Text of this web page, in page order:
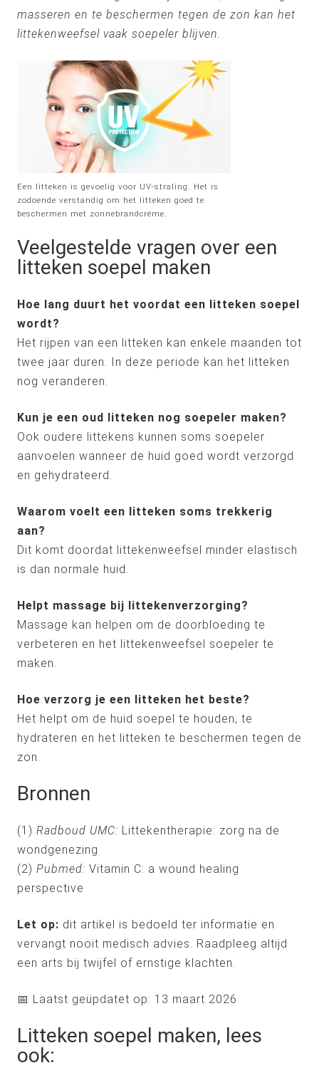
masseren en te beschermen tegen de zon kan het
littekenweefsel vaak soepeler blijven.
Een litteken is gevoelig voor UV-straling. Het is
zodoende verstandig om het litteken goed te
beschermen met zonnebrandcrème.
Veelgestelde vragen over een
litteken soepel maken
Hoe lang duurt het voordat een litteken soepel
wordt?
Het rijpen van een litteken kan enkele maanden tot
twee jaar duren. In deze periode kan het litteken
nog veranderen.
Kun je een oud litteken nog soepeler maken?
Ook oudere littekens kunnen soms soepeler
aanvoelen wanneer de huid goed wordt verzorgd
en gehydrateerd.
Waarom voelt een litteken soms trekkerig
aan?
Dit komt doordat littekenweefsel minder elastisch
is dan normale huid.
Helpt massage bij littekenverzorging?
Massage kan helpen om de doorbloeding te
verbeteren en het littekenweefsel soepeler te
maken.
Hoe verzorg je een litteken het beste?
Het helpt om de huid soepel te houden, te
hydrateren en het litteken te beschermen tegen de
zon.
Bronnen
(1) Radboud UMC: Littekentherapie: zorg na de
wondgenezing
(2) Pubmed: Vitamin C: a wound healing
perspective
Let op: dit artikel is bedoeld ter informatie en
vervangt nooit medisch advies. Raadpleeg altijd
een arts bij twijfel of ernstige klachten.
📅 Laatst geüpdatet op: 13 maart 2026
Litteken soepel maken, lees
ook: